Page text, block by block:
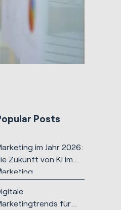
Posts
im Jahr 2026:
Zukunft von KI im
für